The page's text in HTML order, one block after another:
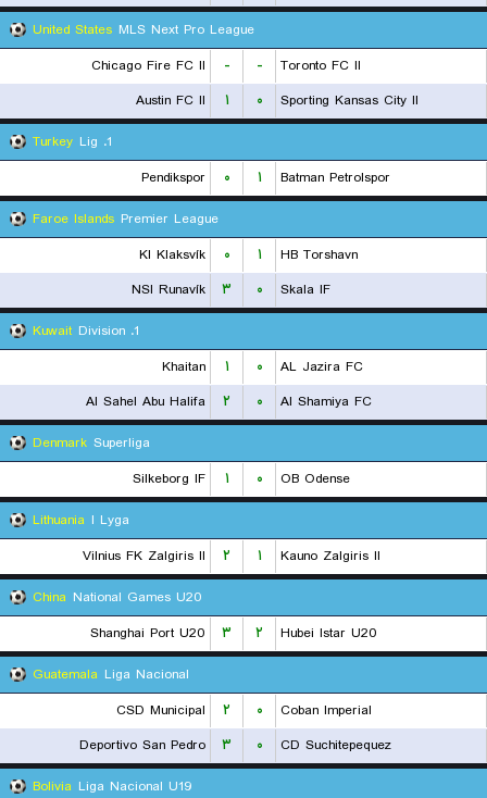
United States MLS Next Pro League
Chicago Fire FC II
- -
Toronto FC II
Austin FC II
۱ ۰
Sporting Kansas City II
Turkey
1. Lig
Pendikspor
۰ ۱
Batman Petrolspor
Faroe Islands Premier League
KI Klaksvík
۰ ۱
HB Torshavn
NSI Runavík
۳ ۰
Skala IF
Kuwait
1. Division
Khaitan
۱ ۰
AL Jazira FC
Al Sahel Abu Halifa
۲ ۰
Al Shamiya FC
Denmark Superliga
Silkeborg IF
۱ ۰
OB Odense
Lithuania I Lyga
Vilnius FK Zalgiris II
۲ ۱
Kauno Zalgiris II
China National Games U20
Shanghai Port U20
۳ ۲
Hubei Istar U20
Guatemala Liga Nacional
CSD Municipal
۲ ۰
Coban Imperial
Deportivo San Pedro
۳ ۰
CD Suchitepequez
Bolivia Liga Nacional U19